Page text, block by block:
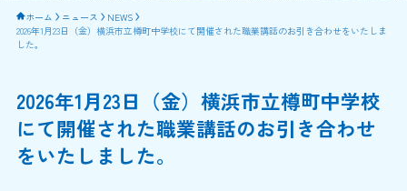
ホーム ニュース
NEWS
2026年1月23日（金）横浜市立樽町中学校にて開催された職業講話のお引き合わせをいたしま
した。
2026年1月23日（金）横浜市立樽町中学校
にて開催された職業講話のお引き合わせ
をいたしました。